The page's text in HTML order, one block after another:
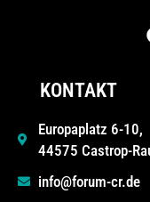
KONTAKT
Europaplatz 6-10,
44575 Castrop-
info@forum-cr.de